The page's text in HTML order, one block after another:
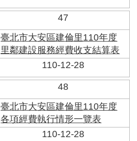
47
臺北市大安區建倫里110年度
里鄰建設服務經費收支結算表
110-12-28
48
臺北市大安區建倫里110年度
各項經費執行情形一覽表
110-12-28